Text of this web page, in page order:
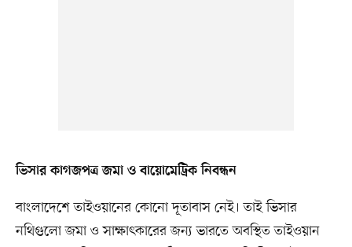
ভিসার কাগজপত্র জমা ও বায়োমেট্রিক নিবন্ধন
বাংলাদেশে তাইওয়ানের কোনো দূতাবাস নেই। তাই ভিসার
নথিগুলো জমা ও সাক্ষাৎকারের জন্য ভারতে অবস্থিত তাইওয়ান